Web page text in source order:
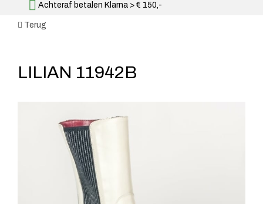
Achteraf betalen Klarna > € 150,-
Terug
LILIAN 11942B